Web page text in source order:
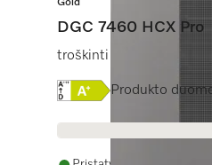
Gold
DGC 7460 HCX Pro
troškinti garuose, kepti,
Online Label Flag,
Produkto